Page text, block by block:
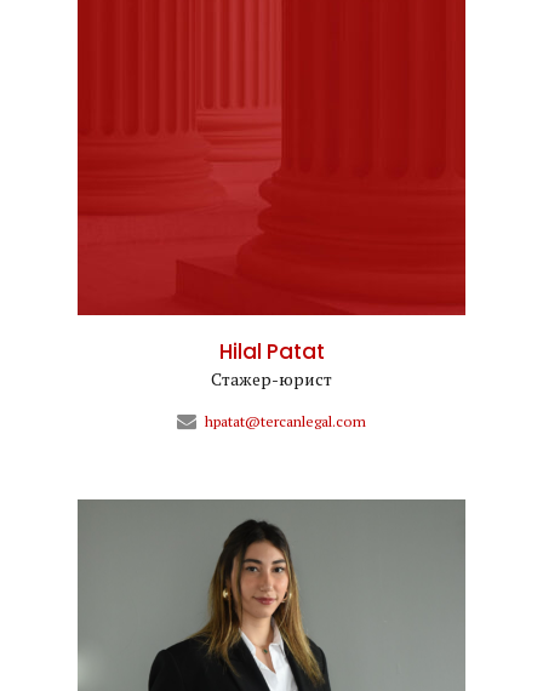
Hilal Patat
Стажер-юрист
hpatat@tercanlegal.com